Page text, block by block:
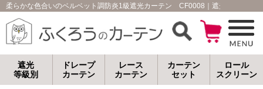
柔らかな色合いのベルベット調防炎1級遮光カーテン CF0008｜遮光カーテン
遮光
等級別
ドレープ
カーテン
レース
カーテン
カーテン
セット
ロール
スクリーン